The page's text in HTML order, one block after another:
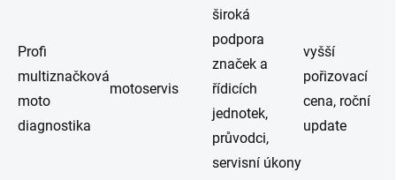
Profi
multiznačková
moto
diagnostika
motoservis
široká
podpora
značek a
řídicích
jednotek,
průvodci,
servisní úkony
vyšší
pořizovací
cena, roční
update